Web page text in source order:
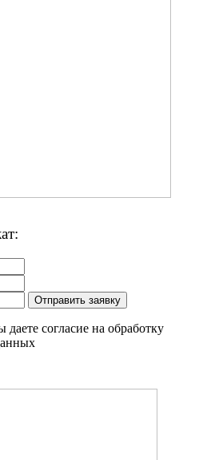
Отправить заявку
согласие на обработку